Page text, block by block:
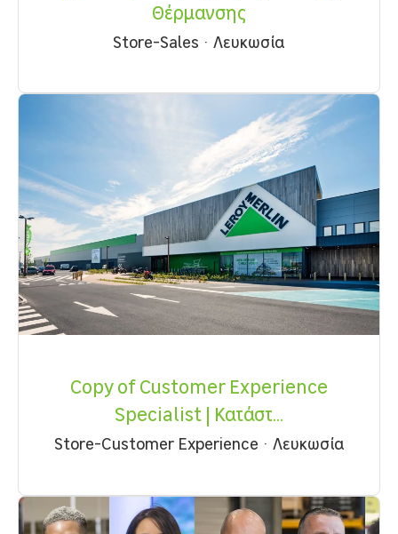
Θέρμανσης
Store-Sales · Λευκωσία
Copy of Customer Experience
Specialist | Κατάστ...
Store-Customer Experience · Λευκωσία